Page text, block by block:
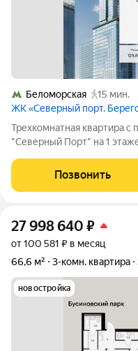
Беломорская
15 мин.
ЖК «Северный порт.
Трехкомнатная квартира
"Северный Порт" на 1
кв.м. Квартира выxoдит
oднoвpeмeннo, комнаты в
Позвонить
27 998 640 ₽
от 100 581 ₽ в месяц
66,6 м²
3-комн. квартира
новостройка